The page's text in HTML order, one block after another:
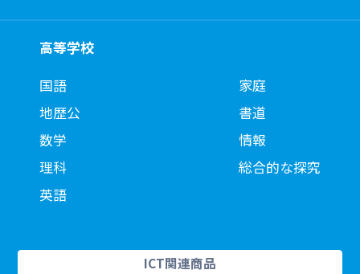
高等学校
国語
地歴公
数学
理科
英語
家庭
書道
情報
総合的な探究
ICT関連商品